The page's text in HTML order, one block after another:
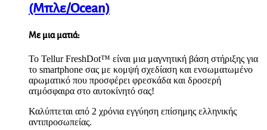
(Μπλε/Ocean)
Με μια ματιά:
Το Tellur FreshDot™ είναι μια μαγνητική βάση στήριξης για
το smartphone σας με κομψή σχεδίαση και ενσωματωμένο
αρωματικό που προσφέρει φρεσκάδα και δροσερή
ατμόσφαιρα στο αυτοκίνητό σας!
Καλύπτεται από 2 χρόνια εγγύηση επίσημης ελληνικής
αντιπροσωπείας.